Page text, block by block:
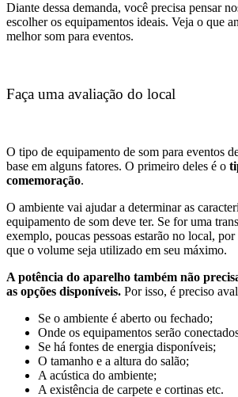
Diante dessa demanda, você precisa pensar
escolher os equipamentos ideais. Veja o que
melhor som para eventos.
Faça uma avaliação do local
O tipo de equipamento de som para eventos
base em alguns fatores. O primeiro deles é o
comemoração.
O ambiente vai ajudar a determinar as
equipamento de som deve ter. Se for uma
exemplo, poucas pessoas estarão no local,
que o volume seja utilizado em seu máximo.
A potência do aparelho também não
as opções disponíveis. Por isso, é preciso
Se o ambiente é aberto ou fechado;
Onde os equipamentos serão
Se há fontes de energia disponíveis;
O tamanho e a altura do salão;
A acústica do ambiente;
A existência de carpete e cortinas etc.